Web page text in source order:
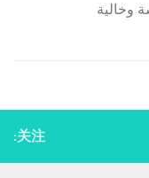
وخالية
关注: